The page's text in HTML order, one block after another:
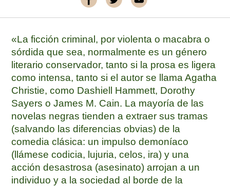
«La ficción criminal, por violenta o macabra o
sórdida que sea, normalmente es un género
literario conservador, tanto si la prosa es ligera
como intensa, tanto si el autor se llama Agatha
Christie, como Dashiell Hammett, Dorothy
Sayers o James M. Cain. La mayoría de las
novelas negras tienden a extraer sus tramas
(salvando las diferencias obvias) de la
comedia clásica: un impulso demoníaco
(llámese codicia, lujuria, celos, ira) y una
acción desastrosa (asesinato) arrojan a un
individuo y a la sociedad al borde de la